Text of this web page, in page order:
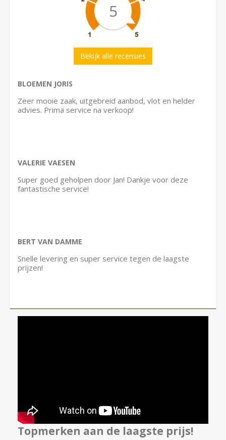
5
Bekijk alle recensies
BLOEMEN JORIS
Zeer mooie zaak, uitgebreid aanbod, vlot en helder
advies. Prima service na verkoop!
VALERIE VAESEN
Super goed geholpen door Jan! Dankje voor deze
fantastische service!
BERT VAN DAMME
Snelle levering en super service tegen de laagste
prijzen!
Topmerken aan de laagste prijs!